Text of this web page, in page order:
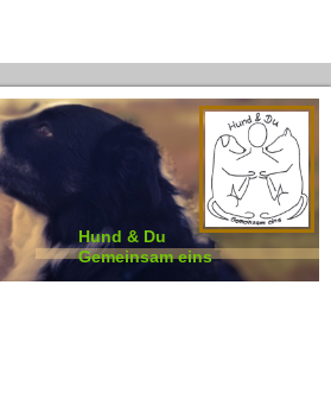
Hund & Du
Gemeinsam eins